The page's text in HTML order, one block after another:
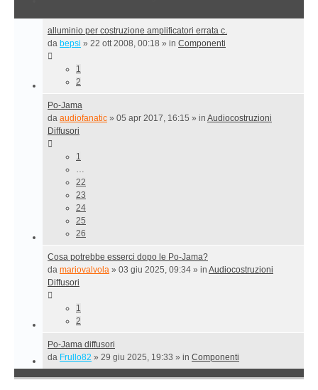
alluminio per costruzione amplificatori errata c.
da bepsi » 22 ott 2008, 00:18 » in Componenti
1
2
Po-Jama
da audiofanatic » 05 apr 2017, 16:15 » in Audiocostruzioni
Diffusori
1
22
23
24
25
26
Cosa potrebbe esserci dopo le Po-Jama?
da mariovalvola » 03 giu 2025, 09:34 » in Audiocostruzioni
Diffusori
1
2
Po-Jama diffusori
da Frullo82 » 29 giu 2025, 19:33 » in Componenti